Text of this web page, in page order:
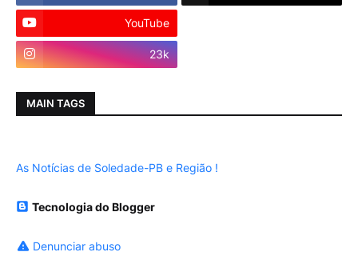
YouTube
23k
MAIN TAGS
As Notícias de Soledade-PB e Região !
Tecnologia do Blogger
Denunciar abuso